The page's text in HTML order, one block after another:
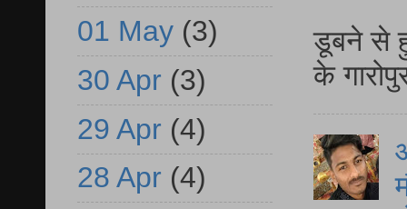
डूबने से
के
01 May (3)
30 Apr (3)
29 Apr (4)
28 Apr (4)